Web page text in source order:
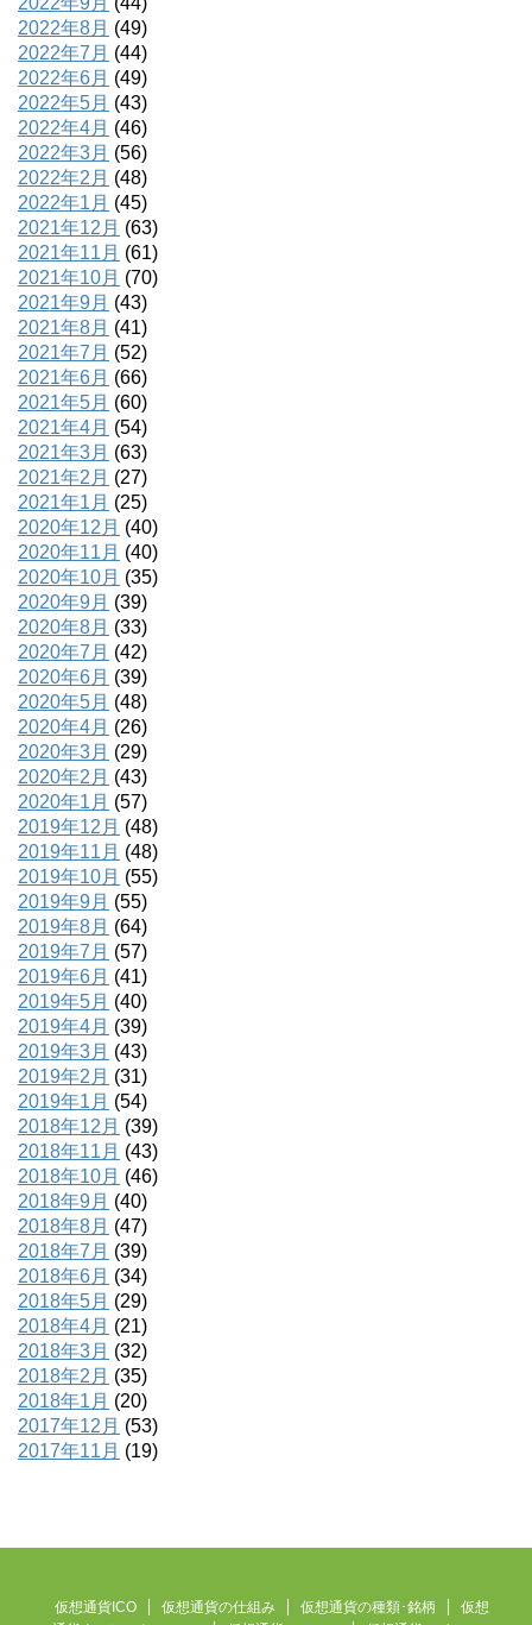
2022年8月 (49)
2022年7月 (44)
2022年6月 (49)
2022年5月 (43)
2022年4月 (46)
2022年3月 (56)
2022年2月 (48)
2022年1月 (45)
2021年12月 (63)
2021年11月 (61)
2021年10月 (70)
2021年9月 (43)
2021年8月 (41)
2021年7月 (52)
2021年6月 (66)
2021年5月 (60)
2021年4月 (54)
2021年3月 (63)
2021年2月 (27)
2021年1月 (25)
2020年12月 (40)
2020年11月 (40)
2020年10月 (35)
2020年9月 (39)
2020年8月 (33)
2020年7月 (42)
2020年6月 (39)
2020年5月 (48)
2020年4月 (26)
2020年3月 (29)
2020年2月 (43)
2020年1月 (57)
2019年12月 (48)
2019年11月 (48)
2019年10月 (55)
2019年9月 (55)
2019年8月 (64)
2019年7月 (57)
2019年6月 (41)
2019年5月 (40)
2019年4月 (39)
2019年3月 (43)
2019年2月 (31)
2019年1月 (54)
2018年12月 (39)
2018年11月 (43)
2018年10月 (46)
2018年9月 (40)
2018年8月 (47)
2018年7月 (39)
2018年6月 (34)
2018年5月 (29)
2018年4月 (21)
2018年3月 (32)
2018年2月 (35)
2018年1月 (20)
2017年12月 (53)
2017年11月 (19)
仮想通貨ICO 仮想通貨の仕組み 仮想通貨の種類･銘柄
仮想